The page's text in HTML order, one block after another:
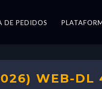
DE PEDIDOS
WEB-DL